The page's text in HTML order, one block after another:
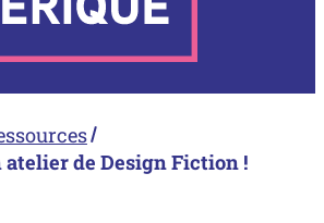
de Design Fiction !